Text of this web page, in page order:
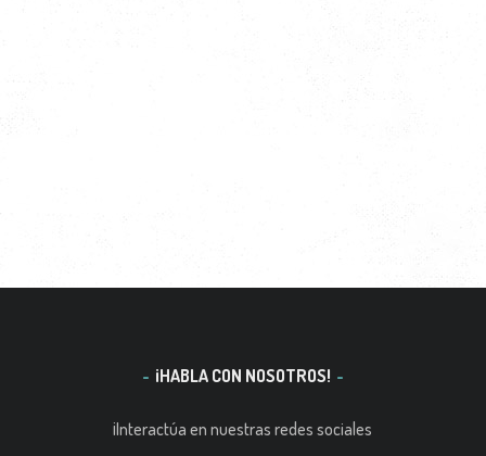
¡HABLA CON NOSOTROS!
¡Interactúa en nuestras redes sociales